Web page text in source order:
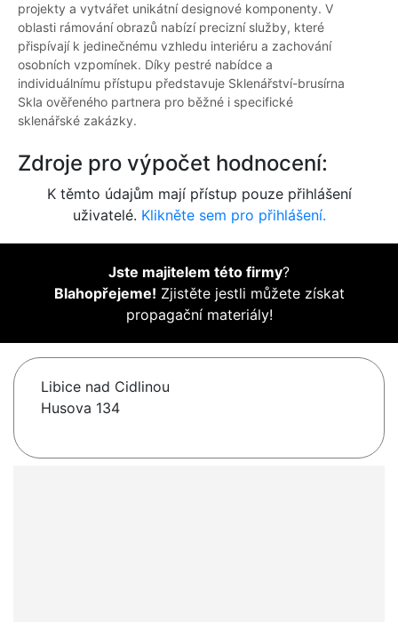
projekty a vytvářet unikátní designové komponenty. V
oblasti rámování obrazů nabízí precizní služby, které
přispívají k jedinečnému vzhledu interiéru a zachování
osobních vzpomínek. Díky pestré nabídce a
individuálnímu přístupu představuje Sklenářství-brusírna
Skla ověřeného partnera pro běžné i specifické
sklenářské zakázky.
Zdroje pro výpočet hodnocení:
K těmto údajům mají přístup pouze přihlášení
uživatelé. Klikněte sem pro přihlášení.
Jste majitelem této firmy?
Blahopřejeme! Zjistěte jestli můžete získat
propagační materiály!
Libice nad Cidlinou
Husova 134